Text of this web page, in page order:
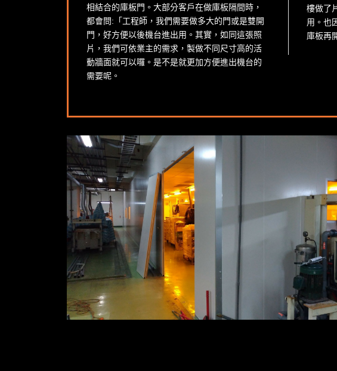
相結合的庫板門。大部分客戶在做庫板隔間時，
都會問:「工程師，我們需要做多大的門或是雙開
門，好方便以後機台進出用。其實，如同這張照
片，我們可依業主的需求，製做不同尺寸高的活
動牆面就可以囉。是不是就更加方便進出機台的
需要呢。
樓做了
用。也
庫板再